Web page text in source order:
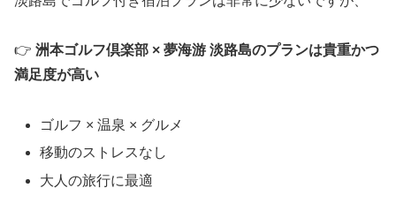
👉 洲本ゴルフ倶楽部 × 夢海游 淡路島のプランは貴重かつ
満足度が高い
ゴルフ × 温泉 × グルメ
移動のストレスなし
大人の旅行に最適